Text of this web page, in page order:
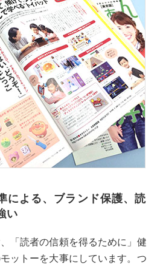
による、ブランド保護、読
い
「読者の信頼を得るために」健
ットーを大事にしています。つ